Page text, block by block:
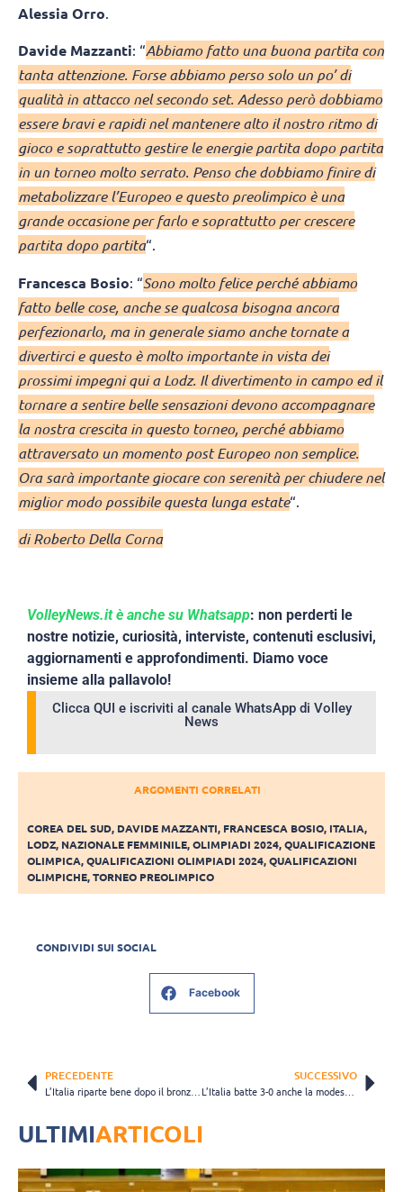
Alessia Orro.
Davide Mazzanti: “Abbiamo fatto una buona partita con
tanta attenzione. Forse abbiamo perso solo un po’ di
qualità in attacco nel secondo set. Adesso però dobbiamo
essere bravi e rapidi nel mantenere alto il nostro ritmo di
gioco e soprattutto gestire le energie partita dopo partita
in un torneo molto serrato. Penso che dobbiamo finire di
metabolizzare l’Europeo e questo preolimpico è una
grande occasione per farlo e soprattutto per crescere
partita dopo partita“.
Francesca Bosio: “Sono molto felice perché abbiamo
fatto belle cose, anche se qualcosa bisogna ancora
perfezionarlo, ma in generale siamo anche tornate a
divertirci e questo è molto importante in vista dei
prossimi impegni qui a Lodz. Il divertimento in campo ed il
tornare a sentire belle sensazioni devono accompagnare
la nostra crescita in questo torneo, perché abbiamo
attraversato un momento post Europeo non semplice.
Ora sarà importante giocare con serenità per chiudere nel
miglior modo possibile questa lunga estate“.
di Roberto Della Corna
VolleyNews.it è anche su Whatsapp: non perderti le
nostre notizie, curiosità, interviste, contenuti esclusivi,
aggiornamenti e approfondimenti. Diamo voce
insieme alla pallavolo!
Clicca QUI e iscriviti al canale WhatsApp di Volley
News
ARGOMENTI CORRELATI
COREA DEL SUD, DAVIDE MAZZANTI, FRANCESCA BOSIO, ITALIA,
LODZ, NAZIONALE FEMMINILE,OLIMPIADI 2024,QUALIFICAZIONE
OLIMPICA,QUALIFICAZIONI OLIMPIADI 2024,QUALIFICAZIONI
OLIMPICHE,TORNEO PREOLIMPICO
CONDIVIDI SUI SOCIAL
Facebook
PRECEDENTE SUCCESSIVO
L’Italia batte 3-0 anche la modesta Slovenia e resta in zona qualificazione
ULTIMIARTICOLI